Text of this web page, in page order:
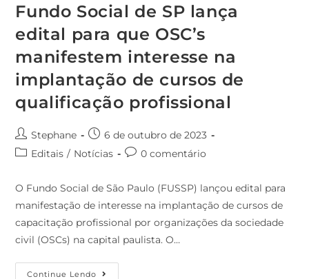
Fundo Social de SP lança
edital para que OSC’s
manifestem interesse na
implantação de cursos de
qualificação profissional
Stephane
6 de outubro de 2023
Editais / Notícias 0 comentário
O Fundo Social de São Paulo (FUSSP) lançou edital para
manifestação de interesse na implantação de cursos de
capacitação profissional por organizações da sociedade
civil (OSCs) na capital paulista. O…
Continue Lendo